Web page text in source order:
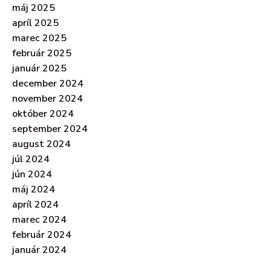
máj 2025
apríl 2025
marec 2025
február 2025
január 2025
december 2024
november 2024
október 2024
september 2024
august 2024
júl 2024
jún 2024
máj 2024
apríl 2024
marec 2024
február 2024
január 2024